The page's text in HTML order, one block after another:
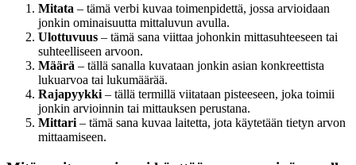
Mitata – tämä verbi kuvaa toimenpidettä, jossa arvioidaan
jonkin ominaisuutta mittaluvun avulla.
Ulottuvuus – tämä sana viittaa johonkin mittasuhteeseen tai
suhteelliseen arvoon.
Määrä – tällä sanalla kuvataan jonkin asian konkreettista
lukuarvoa tai lukumäärää.
Rajapyykki – tällä termillä viitataan pisteeseen, joka toimii
jonkin arvioinnin tai mittauksen perustana.
Mittari – tämä sana kuvaa laitetta, jota käytetään tietyn arvon
mittaamiseen.